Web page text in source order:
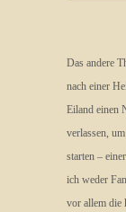
Das andere
nach einer
Eiland einen
verlassen,
starten –
ich weder
vor allem die